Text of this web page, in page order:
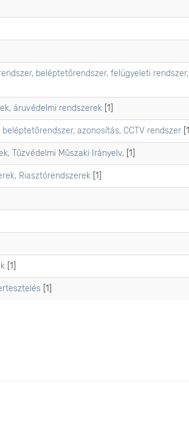
beléptetőrendszer, felügyeleti rendszer,
áruvédelmi rendszerek [1]
azonosítás, CCTV rendszer [1]
Tűzvédelmi Műszaki Irányelv, [1]
Riasztórendszerek [1]
[1]
[1]